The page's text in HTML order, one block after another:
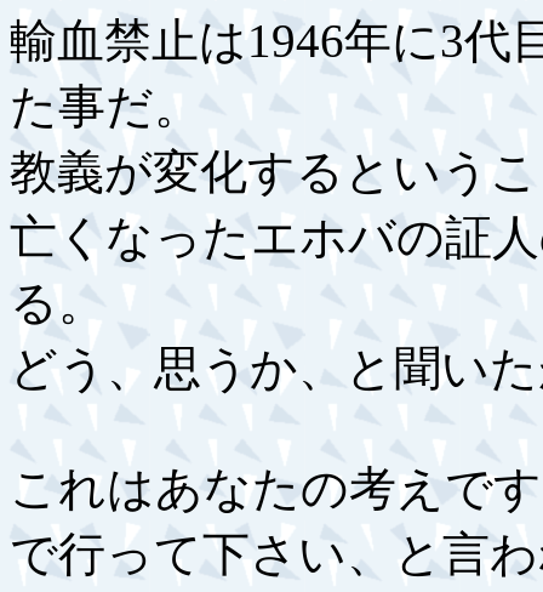
輸血禁止は1946年に3代
た事だ。
教義が変化するという
亡くなったエホバの証
る。
どう、思うか、と聞い
これはあなたの考えで
で行って下さい、と言